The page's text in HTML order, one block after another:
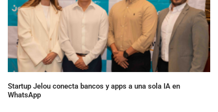
Startup Jelou conecta bancos y apps a una sola IA en
WhatsApp